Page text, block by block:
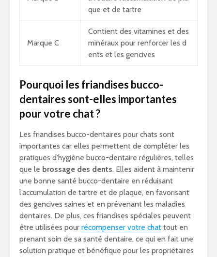
que et de tartre
Marque C
Contient des vitamines et des
minéraux pour renforcer les d
ents et les gencives
Pourquoi les friandises bucco-
dentaires sont-elles importantes
pour votre chat ?
Les friandises bucco-dentaires pour chats sont
importantes car elles permettent de compléter les
pratiques d’hygiène bucco-dentaire régulières, telles
que le brossage des dents. Elles aident à maintenir
une bonne santé bucco-dentaire en réduisant
l’accumulation de tartre et de plaque, en favorisant
des gencives saines et en prévenant les maladies
dentaires. De plus, ces friandises spéciales peuvent
être utilisées pour récompenser votre chat tout en
prenant soin de sa santé dentaire, ce qui en fait une
solution pratique et bénéfique pour les propriétaires